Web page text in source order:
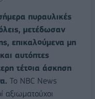
πυραυλικές
μετέδωσαν
επικαλούμενα μη
αυτόπτες
τέτοια άσκηση
Το NBC News
αξιωματούχοι